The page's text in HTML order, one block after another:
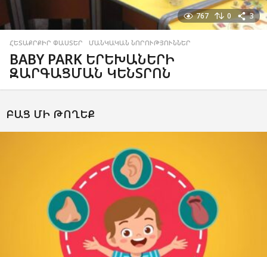
767 0 3
ՀԵՏԱՔՐՔԻՐ ՓԱՍՏԵՐ ,ՄԱՆԿԱԿԱՆ ՆՈՐՈՒԹՅՈՒՆՆԵՐ
BABY PARK ԵՐԵԽԱՆԵՐԻ
ԶԱՐԳԱՑՄԱՆ ԿԵՆՏՐՈՆ
ԲԱՑ ՄԻ ԹՈՂԵՔ